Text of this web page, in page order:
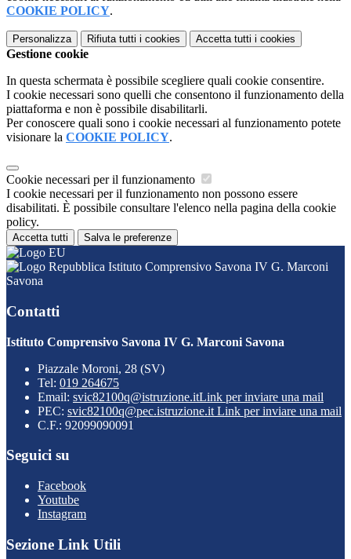
COOKIE POLICY.
Personalizza Rifiuta tutti i cookies Accetta tutti i cookies
Gestione cookie
In questa schermata è possibile scegliere quali cookie consentire.
I cookie necessari sono quelli che consentono il funzionamento della
piattaforma e non è possibile disabilitarli.
Per conoscere quali sono i cookie necessari al funzionamento potete
visionare la COOKIE POLICY.
Cookie necessari per il funzionamento
I cookie necessari per il funzionamento non possono essere
disabilitati. È possibile consultare l'elenco nella pagina della cookie
policy.
Accetta tutti Salva le preferenze
Istituto Comprensivo Savona IV G. Marconi
Savona
Contatti
Istituto Comprensivo Savona IV G. Marconi Savona
Piazzale Moroni, 28 (SV)
Tel: 019 264675
Email: svic82100q@istruzione.itLink per inviare una mail
PEC: svic82100q@pec.istruzione.it Link per inviare una mail
C.F.: 92099090091
Seguici su
Facebook
Youtube
Instagram
Sezione Link Utili